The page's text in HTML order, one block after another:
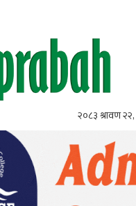
२०८३ श्रावण २२,